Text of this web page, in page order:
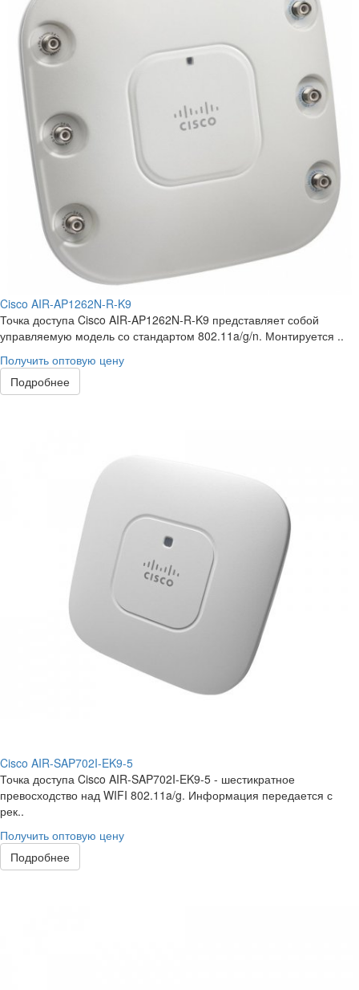
Cisco AIR-AP1262N-R-K9
Точка доступа Cisco AIR-AP1262N-R-K9 представляет собой
управляемую модель со стандартом 802.11a/g/n. Монтируется ..
Получить оптовую цену
Подробнее
Cisco AIR-SAP702I-EK9-5
Точка доступа Cisco AIR-SAP702I-EK9-5 - шестикратное
превосходство над WIFI 802.11a/g. Информация передается с
рек..
Получить оптовую цену
Подробнее